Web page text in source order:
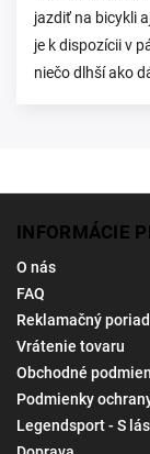
jazdiť na bicykli
je k dispozícii v
niečo dlhší ako
INFORMÁCIE
O nás
FAQ
Reklamačný
Vrátenie tovaru
Obchodné
Podmienky
Legendsport - S